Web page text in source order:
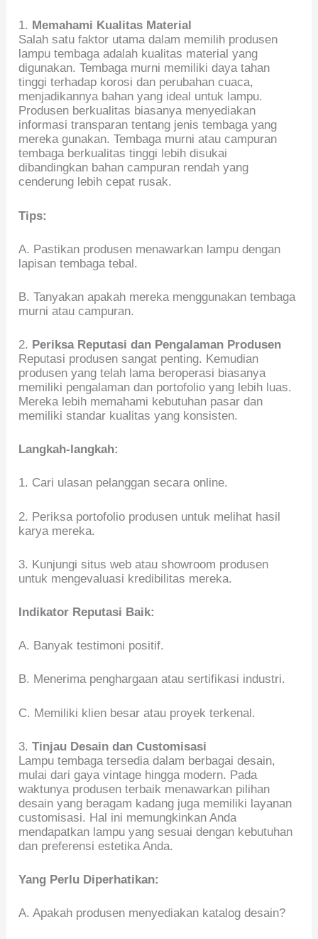
1. Memahami Kualitas Material
Salah satu faktor utama dalam memilih produsen
lampu tembaga adalah kualitas material yang
digunakan. Tembaga murni memiliki daya tahan
tinggi terhadap korosi dan perubahan cuaca,
menjadikannya bahan yang ideal untuk lampu.
Produsen berkualitas biasanya menyediakan
informasi transparan tentang jenis tembaga yang
mereka gunakan. Tembaga murni atau campuran
tembaga berkualitas tinggi lebih disukai
dibandingkan bahan campuran rendah yang
cenderung lebih cepat rusak.
Tips:
A. Pastikan produsen menawarkan lampu dengan
lapisan tembaga tebal.
B. Tanyakan apakah mereka menggunakan tembaga
murni atau campuran.
2. Periksa Reputasi dan Pengalaman Produsen
Reputasi produsen sangat penting. Kemudian
produsen yang telah lama beroperasi biasanya
memiliki pengalaman dan portofolio yang lebih luas.
Mereka lebih memahami kebutuhan pasar dan
memiliki standar kualitas yang konsisten.
Langkah-langkah:
1. Cari ulasan pelanggan secara online.
2. Periksa portofolio produsen untuk melihat hasil
karya mereka.
3. Kunjungi situs web atau showroom produsen
untuk mengevaluasi kredibilitas mereka.
Indikator Reputasi Baik:
A. Banyak testimoni positif.
B. Menerima penghargaan atau sertifikasi industri.
C. Memiliki klien besar atau proyek terkenal.
3.Tinjau Desain dan Customisasi
Lampu tembaga tersedia dalam berbagai desain,
mulai dari gaya vintage hingga modern. Pada
waktunya produsen terbaik menawarkan pilihan
desain yang beragam kadang juga memiliki layanan
customisasi. Hal ini memungkinkan Anda
mendapatkan lampu yang sesuai dengan kebutuhan
dan preferensi estetika Anda.
Yang Perlu Diperhatikan:
A. Apakah produsen menyediakan katalog desain?